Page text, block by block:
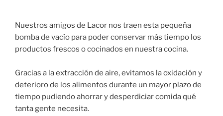
Nuestros amigos de Lacor nos traen esta pequeña
bomba de vacío para poder conservar más tiempo los
productos frescos o cocinados en nuestra cocina.
Gracias a la extracción de aire, evitamos la oxidación y
deterioro de los alimentos durante un mayor plazo de
tiempo pudiendo ahorrar y desperdiciar comida qué
tanta gente necesita.